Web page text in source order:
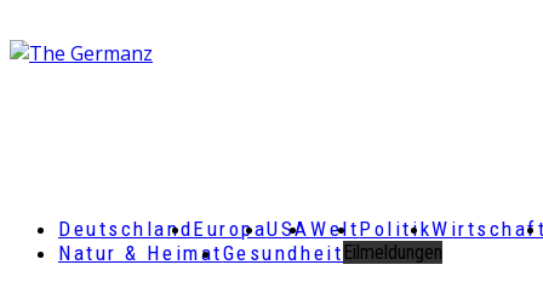
DeutschlandEuropaUSAWeltPolitikWirtschaft
Natur & HeimatGesundheit Eilmeldungen